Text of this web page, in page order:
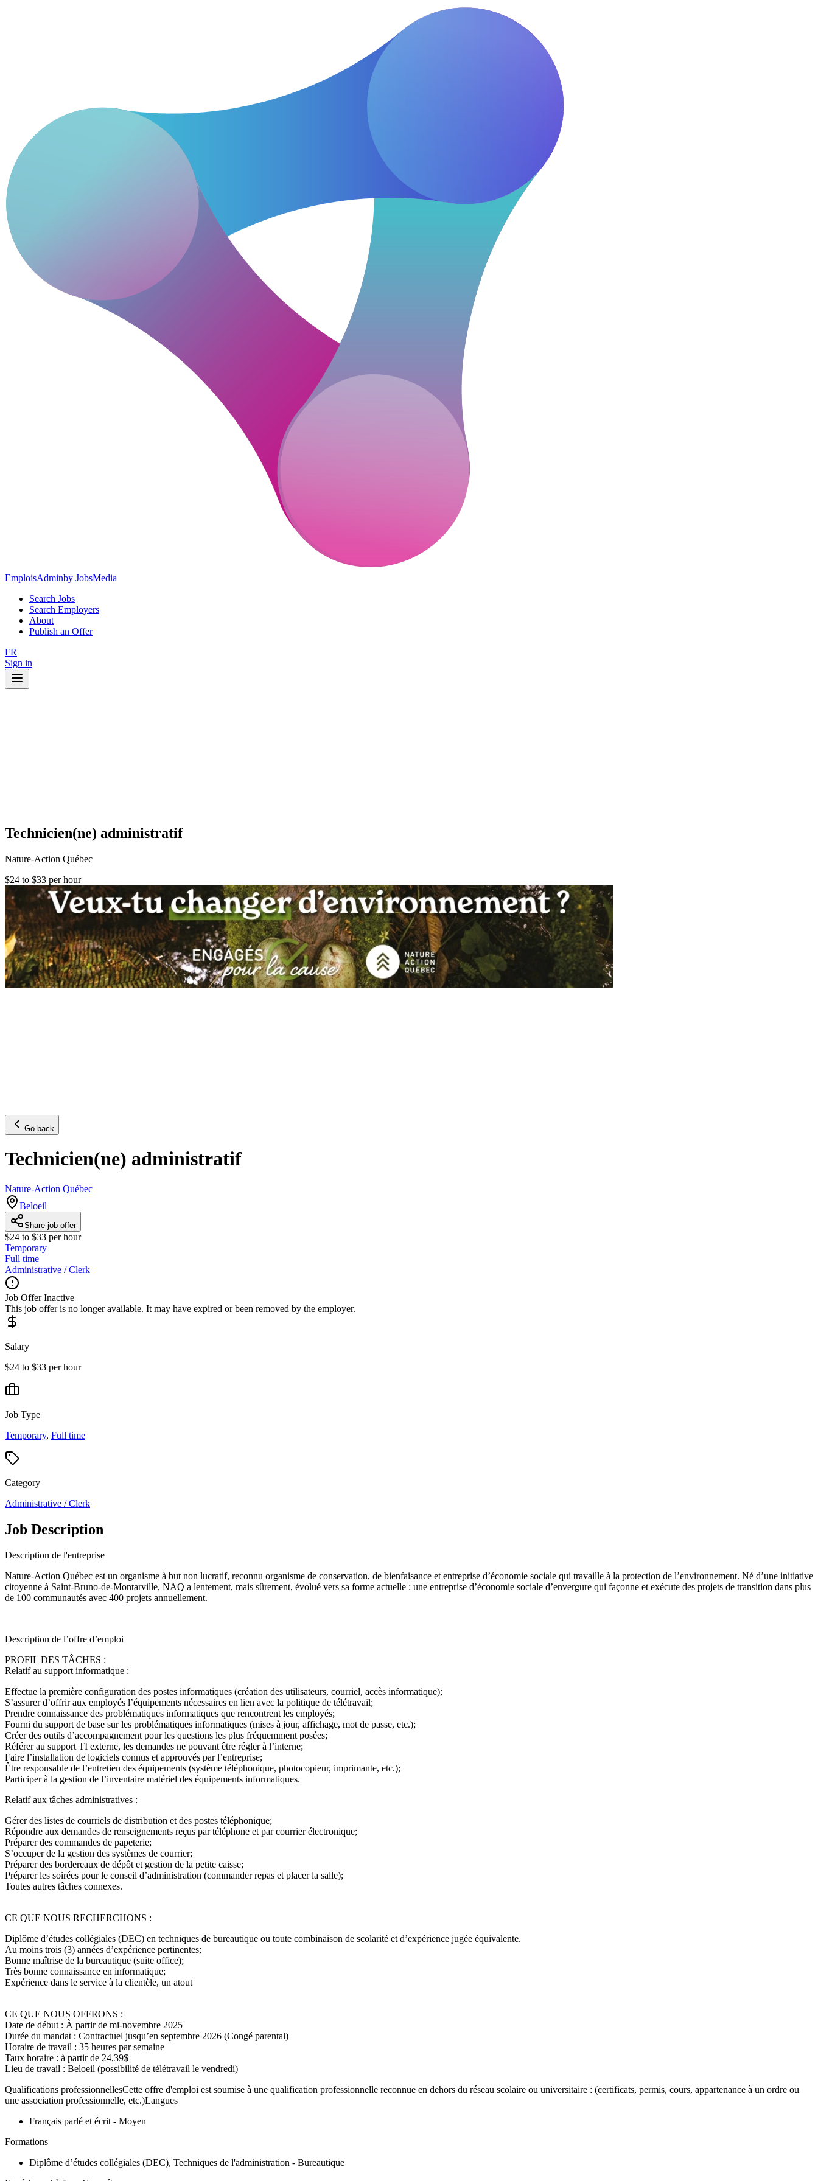
EmploisAdminby JobsMedia
Search Jobs
Search Employers
About
Publish an Offer
FR
Sign in
Technicien(ne) administratif
Nature-Action Québec
$24 to $33 per hour
Go back
Technicien(ne) administratif
Nature-Action Québec
Beloeil
Share job offer
$24 to $33 per hour
Temporary
Full time
Administrative / Clerk
Job Offer Inactive
This job offer is no longer available. It may have expired or been removed by the employer.
Salary
$24 to $33 per hour
Job Type
Temporary, Full time
Category
Administrative / Clerk
Job Description
Description de l'entreprise
Nature-Action Québec est un organisme à but non lucratif, reconnu organisme de conservation, de bienfaisance et entreprise d’économie sociale qui travaille à la protection de l’environnement. Né d’une initiative
citoyenne à Saint-Bruno-de-Montarville, NAQ a lentement, mais sûrement, évolué vers sa forme actuelle : une entreprise d’économie sociale d’envergure qui façonne et exécute des projets de transition dans plus
de 100 communautés avec 400 projets annuellement.
Description de l’offre d’emploi
PROFIL DES TÂCHES :
Relatif au support informatique :
Effectue la première configuration des postes informatiques (création des utilisateurs, courriel, accès informatique);
S’assurer d’offrir aux employés l’équipements nécessaires en lien avec la politique de télétravail;
Prendre connaissance des problématiques informatiques que rencontrent les employés;
Fourni du support de base sur les problématiques informatiques (mises à jour, affichage, mot de passe, etc.);
Créer des outils d’accompagnement pour les questions les plus fréquemment posées;
Référer au support TI externe, les demandes ne pouvant être régler à l’interne;
Faire l’installation de logiciels connus et approuvés par l’entreprise;
Être responsable de l’entretien des équipements (système téléphonique, photocopieur, imprimante, etc.);
Participer à la gestion de l’inventaire matériel des équipements informatiques.
Relatif aux tâches administratives :
Gérer des listes de courriels de distribution et des postes téléphonique;
Répondre aux demandes de renseignements reçus par téléphone et par courrier électronique;
Préparer des commandes de papeterie;
S’occuper de la gestion des systèmes de courrier;
Préparer des bordereaux de dépôt et gestion de la petite caisse;
Préparer les soirées pour le conseil d’administration (commander repas et placer la salle);
Toutes autres tâches connexes.
CE QUE NOUS RECHERCHONS :
Diplôme d’études collégiales (DEC) en techniques de bureautique ou toute combinaison de scolarité et d’expérience jugée équivalente.
Au moins trois (3) années d’expérience pertinentes;
Bonne maîtrise de la bureautique (suite office);
Très bonne connaissance en informatique;
Expérience dans le service à la clientèle, un atout
CE QUE NOUS OFFRONS :
Date de début : À partir de mi-novembre 2025
Durée du mandat : Contractuel jusqu’en septembre 2026 (Congé parental)
Horaire de travail : 35 heures par semaine
Taux horaire : à partir de 24,39$
Lieu de travail : Beloeil (possibilité de télétravail le vendredi)
Qualifications professionnellesCette offre d'emploi est soumise à une qualification professionnelle reconnue en dehors du réseau scolaire ou universitaire : (certificats, permis, cours, appartenance à un ordre ou
une association professionnelle, etc.)Langues
Français parlé et écrit - Moyen
Formations
Diplôme d’études collégiales (DEC), Techniques de l'administration - Bureautique